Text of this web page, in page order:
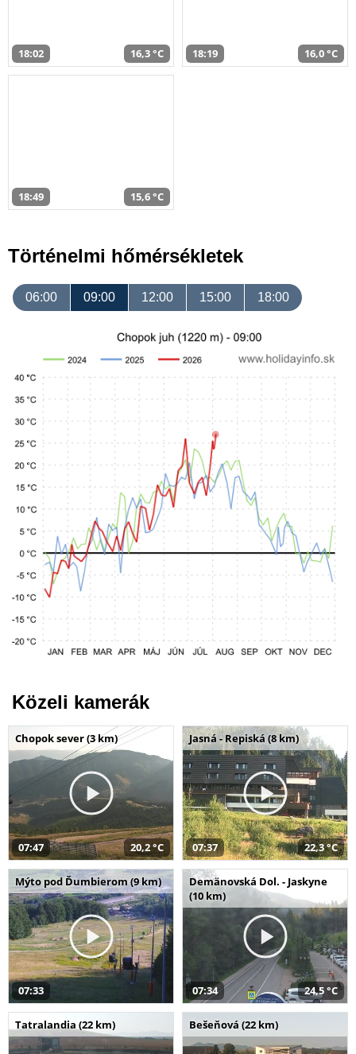
18:02 16,3 °C 18:19 16,0 °C
18:49 15,6 °C
Történelmi hőmérsékletek
06:00 09:00 12:00 15:00 18:00
Közeli kamerák
Chopok sever (3 km)
07:47 20,2 °C
Jasná - Repiská (8 km)
07:37 22,3 °C
Mýto pod Ďumbierom (9 km)
07:33
Demänovská Dol. - Jaskyne
(10 km)
07:34 24,5 °C
Tatralandia (22 km) Bešeňová (22 km)